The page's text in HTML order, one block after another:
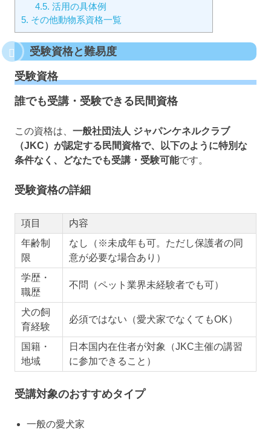
4.5. 活用の具体例
5. その他動物系資格一覧
受験資格と難易度
受験資格
誰でも受講・受験できる民間資格
この資格は、 一般社団法人 ジャパンケネルクラブ
（JKC）が認定する民間資格で、以下のように特別な
条件なく、どなたでも受講・受験可能です。
受験資格の詳細
項目
内容
年齢制
限
なし（※未成年も可。ただし保護者の同
意が必要な場合あり）
学歴・
職歴
不問（ペット業界未経験者でも可）
犬の飼
育経験
必須ではない（愛犬家でなくてもOK）
国籍・
地域
日本国内在住者が対象（JKC主催の講習
に参加できること）
受講対象のおすすめタイプ
一般の愛犬家